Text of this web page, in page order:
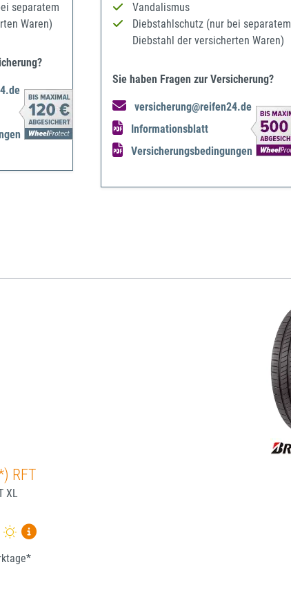
separatem
Waren)
Vandalismus
Diebstahlschutz (nur bei separatem
Diebstahl der versicherten Waren)
Sie haben Fragen zur Versicherung?
versicherung@reifen24.de
Informationsblatt
Versicherungsbedingungen
RFT
XL
Mehr Informationen zum EU-Reifenlabel anzeigen